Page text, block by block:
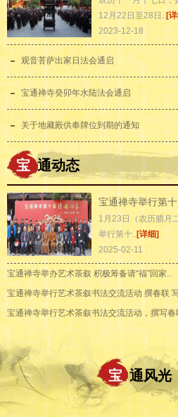
12月22日至28日..[
2023-12-18
观音菩萨出家日法会通启
宝通禅寺癸卯年水陆法会通启
关于地藏殿供奉牌位到期的通知
宝 通动态
宝通禅寺举行第十
1月23日（农历腊月
举行第十..[详细]
2025-02-11
宝通禅寺举办艺术茶叙 积极筹备请“福”回家..
宝通禅寺举行艺术茶叙书法交流活动 撰春联
宝通禅寺举行艺术茶叙书法交流活动，撰写春
宝 通风光